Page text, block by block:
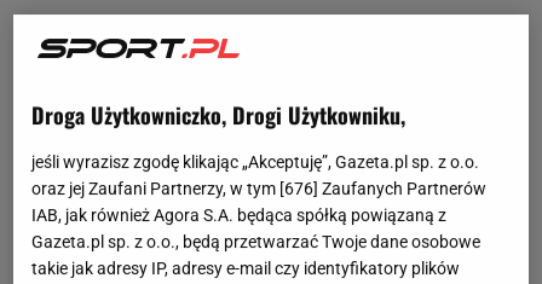
Droga Użytkowniczko, Drogi Użytkowniku,
jeśli wyrazisz zgodę klikając „Akceptuję”, Gazeta.pl sp. z o.o.
oraz jej Zaufani Partnerzy, w tym [676] Zaufanych Partnerów
IAB, jak również Agora S.A. będąca spółką powiązaną z
Gazeta.pl sp. z o.o., będą przetwarzać Twoje dane osobowe
takie jak adresy IP, adresy e-mail czy identyfikatory plików